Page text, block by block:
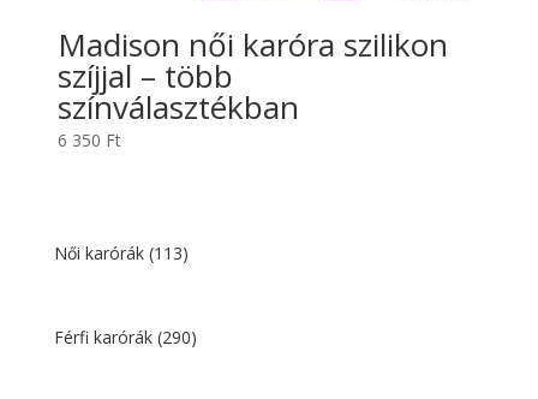
Madison női karóra szilikon
szíjjal – több
színválasztékban
6 350 Ft
Női karórák (113)
Férfi karórák (290)